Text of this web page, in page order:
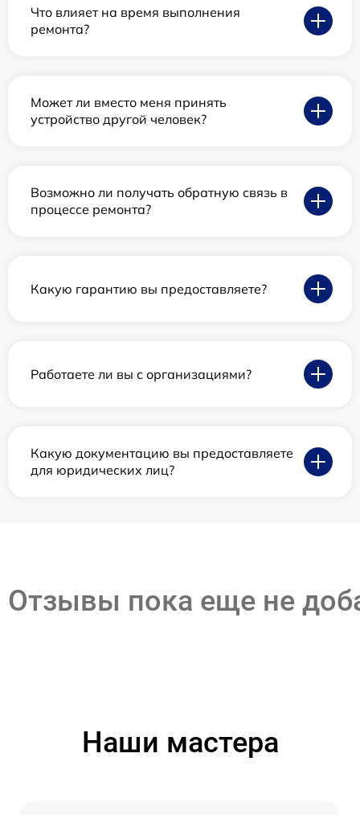
Что влияет на время выполнения
ремонта?
Может ли вместо меня принять
устройство другой человек?
Возможно ли получать обратную связь в
процессе ремонта?
Какую гарантию вы предоставляете?
Работаете ли вы с организациями?
Какую документацию вы предоставляете
для юридических лиц?
Отзывы пока еще не
Наши мастера